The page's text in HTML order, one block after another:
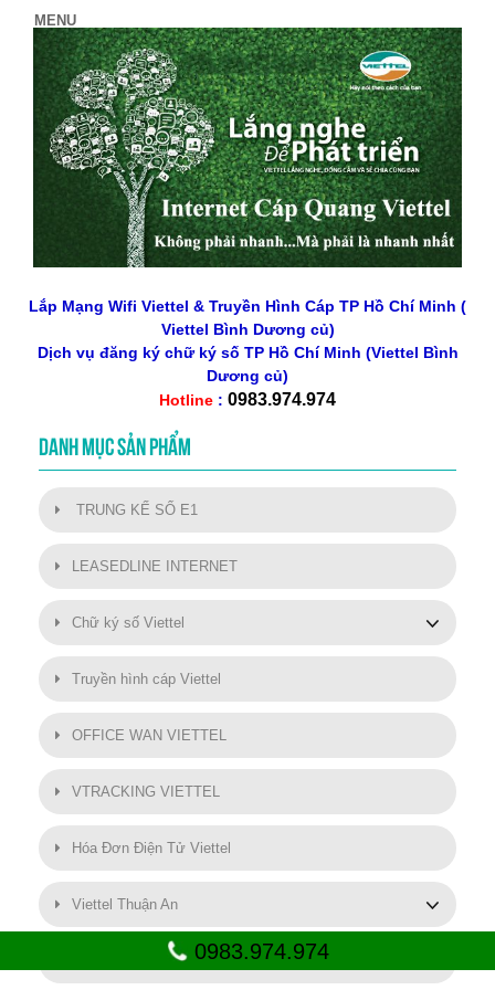
Lắp Mạng Wifi Viettel & Truyền Hình Cáp TP Hồ Chí Minh (
Viettel Bình Dương củ)
Dịch vụ đăng ký chữ ký số TP Hồ Chí Minh (Viettel Bình
Dương củ)
Hotline : 0983.974.974
DANH MỤC SẢN PHẨM
TRUNG KẾ SỐ E1
LEASEDLINE INTERNET
Chữ ký số Viettel
Truyền hình cáp Viettel
OFFICE WAN VIETTEL
VTRACKING VIETTEL
Hóa Đơn Điện Tử Viettel
Viettel Thuận An
SMART MOTOR VIETTEL0983.974.974